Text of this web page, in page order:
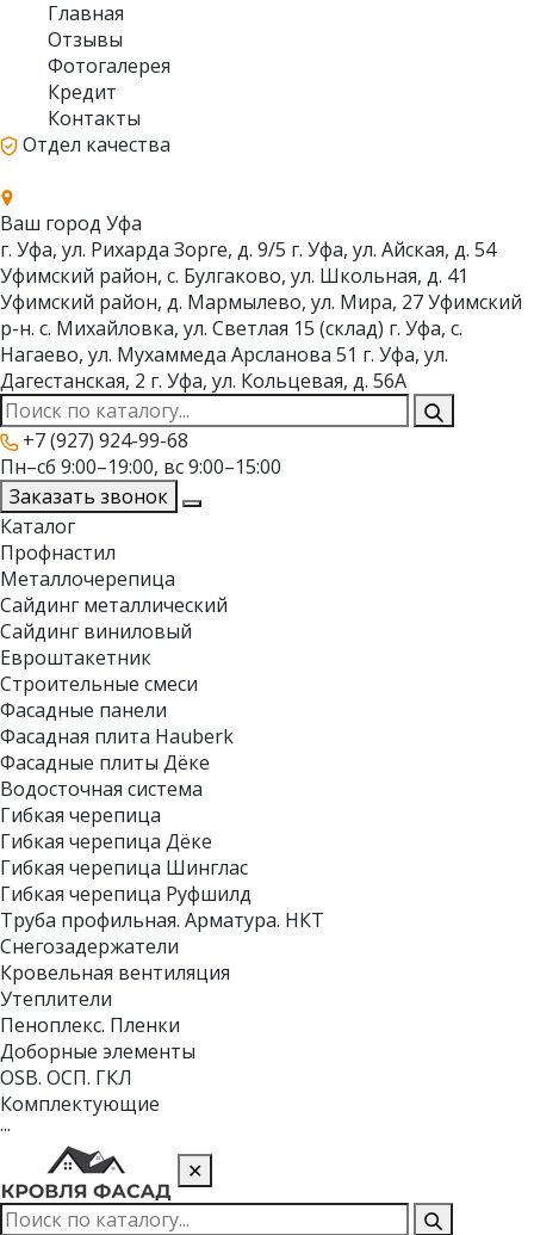
Главная
Отзывы
Фотогалерея
Кредит
Контакты
Отдел качества
Ваш город Уфа
г. Уфа, ул. Рихарда Зорге, д. 9/5 г. Уфа, ул. Айская, д. 54
Уфимский район, с. Булгаково, ул. Школьная, д. 41
Уфимский район, д. Мармылево, ул. Мира, 27Уфимский
р-н. с. Михайловка, ул. Светлая 15 (склад) г. Уфа, с.
Нагаево, ул. Мухаммеда Арсланова 51 г. Уфа, ул.
Дагестанская, 2 г. Уфа, ул. Кольцевая, д. 56А
+7 (927) 924-99-68
Пн–сб 9:00–19:00, вс 9:00–15:00
Заказать звонок
Каталог
Профнастил
Металлочерепица
Сайдинг металлический
Сайдинг виниловый
Евроштакетник
Строительные смеси
Фасадные панели
Фасадная плита Hauberk
Фасадные плиты Дёке
Водосточная система
Гибкая черепица
Гибкая черепица Дёке
Гибкая черепица Шинглас
Гибкая черепица Руфшилд
Труба профильная. Арматура. НКТ
Снегозадержатели
Кровельная вентиляция
Утеплители
Пеноплекс. Пленки
Доборные элементы
OSB. ОСП. ГКЛ
Комплектующие
···
✕